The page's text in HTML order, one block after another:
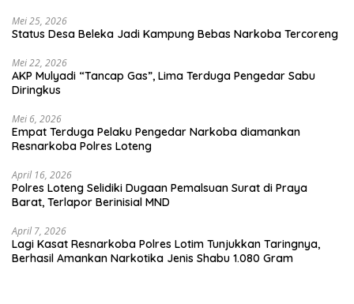
Mei 25, 2026
Status Desa Beleka Jadi ‎Kampung Bebas Narkoba Tercoreng
Mei 22, 2026
AKP Mulyadi “Tancap Gas”, Lima Terduga Pengedar Sabu
Diringkus
Mei 6, 2026
Empat Terduga Pelaku Pengedar Narkoba diamankan
Resnarkoba Polres Loteng
April 16, 2026
Polres Loteng Selidiki Dugaan Pemalsuan Surat di Praya
Barat, Terlapor Berinisial MND
April 7, 2026
Lagi Kasat Resnarkoba Polres Lotim Tunjukkan Taringnya,
Berhasil Amankan Narkotika Jenis Shabu 1.080 Gram